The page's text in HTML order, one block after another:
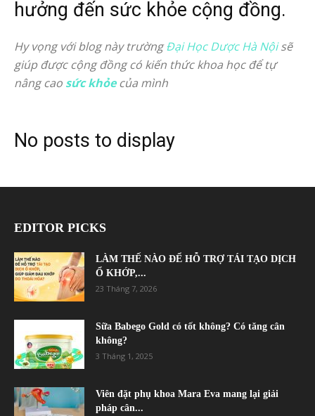
hưởng đến sức khỏe cộng đồng.
Hy vọng với blog này trườngĐại Học Dược Hà Nộisẽ
giúp được cộng đồng có kiến thức khoa học để tự
nâng cao sức khỏecủa mình
No posts to display
EDITOR PICKS
LÀM THẾ NÀO ĐỂ HỖ TRỢ TÁI TẠO DỊCH
Ổ KHỚP,...
23 Tháng 7, 2026
Sữa Babego Gold có tốt không? Có tăng cân
không?
3 Tháng 1, 2025
Viên đặt phụ khoa Mara Eva mang lại giải
pháp cân...